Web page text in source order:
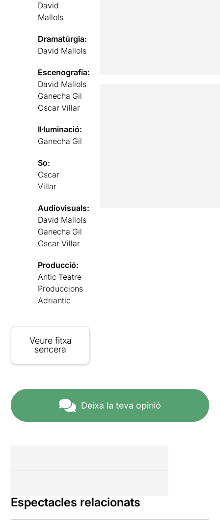
David
Mallols
Dramatúrgia:
David Mallols
Escenografia:
David Mallols
Ganecha Gil
Oscar Villar
Il·luminació:
Ganecha Gil
So:
Oscar
Villar
Audiovisuals:
David Mallols
Ganecha Gil
Oscar Villar
Producció:
Antic Teatre
Produccions
Adriantic
Veure fitxa
sencera
Deixa la teva opinió
Espectacles relacionats